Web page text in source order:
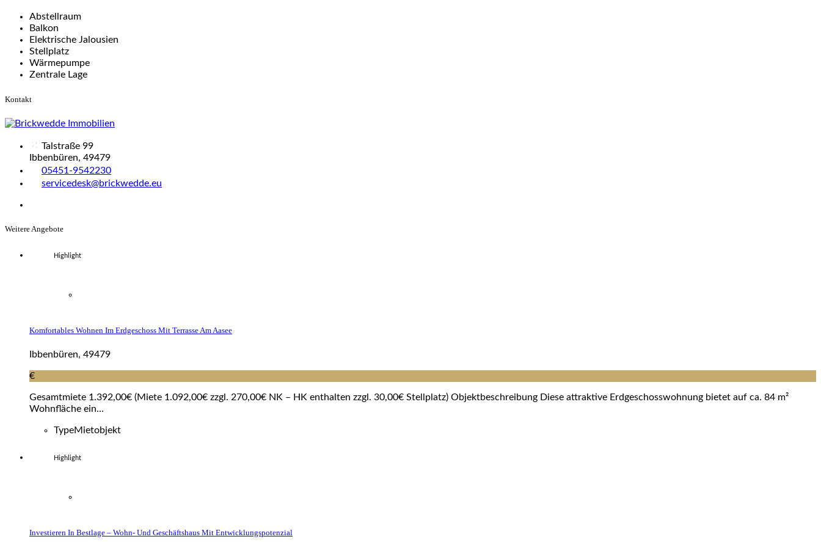
Abstellraum
Balkon
Elektrische Jalousien
Stellplatz
Wärmepumpe
Zentrale Lage
Kontakt
Talstraße 99
Ibbenbüren, 49479
05451-9542230
servicedesk@brickwedde.eu
Weitere Angebote
Highlight
Komfortables Wohnen Im Erdgeschoss Mit Terrasse Am Aasee
Ibbenbüren, 49479
€
Gesamtmiete 1.392,00€ (Miete 1.092,00€ zzgl. 270,00€ NK – HK enthalten zzgl. 30,00€ Stellplatz) Objektbeschreibung Diese attraktive Erdgeschosswohnung bietet auf ca. 84 m²
Wohnfläche ein...
TypeMietobjekt
Highlight
Investieren In Bestlage – Wohn- Und Geschäftshaus Mit Entwicklungspotenzial